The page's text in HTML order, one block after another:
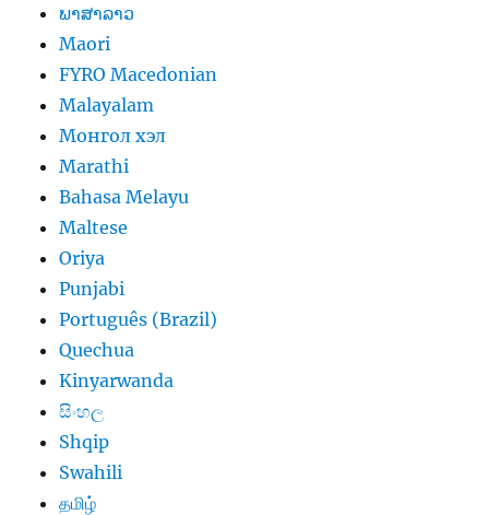
ພາສາລາວ
Maori
FYRO Macedonian
Malayalam
Монгол хэл
Marathi
Bahasa Melayu
Maltese
Oriya
Punjabi
Português (Brazil)
Quechua
Kinyarwanda
සිංහල
Shqip
Swahili
தமிழ்